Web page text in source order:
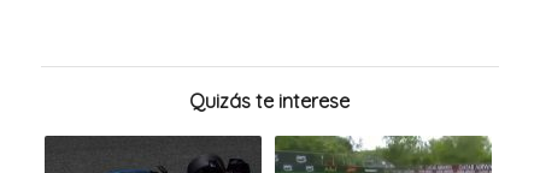
Quizás te interese